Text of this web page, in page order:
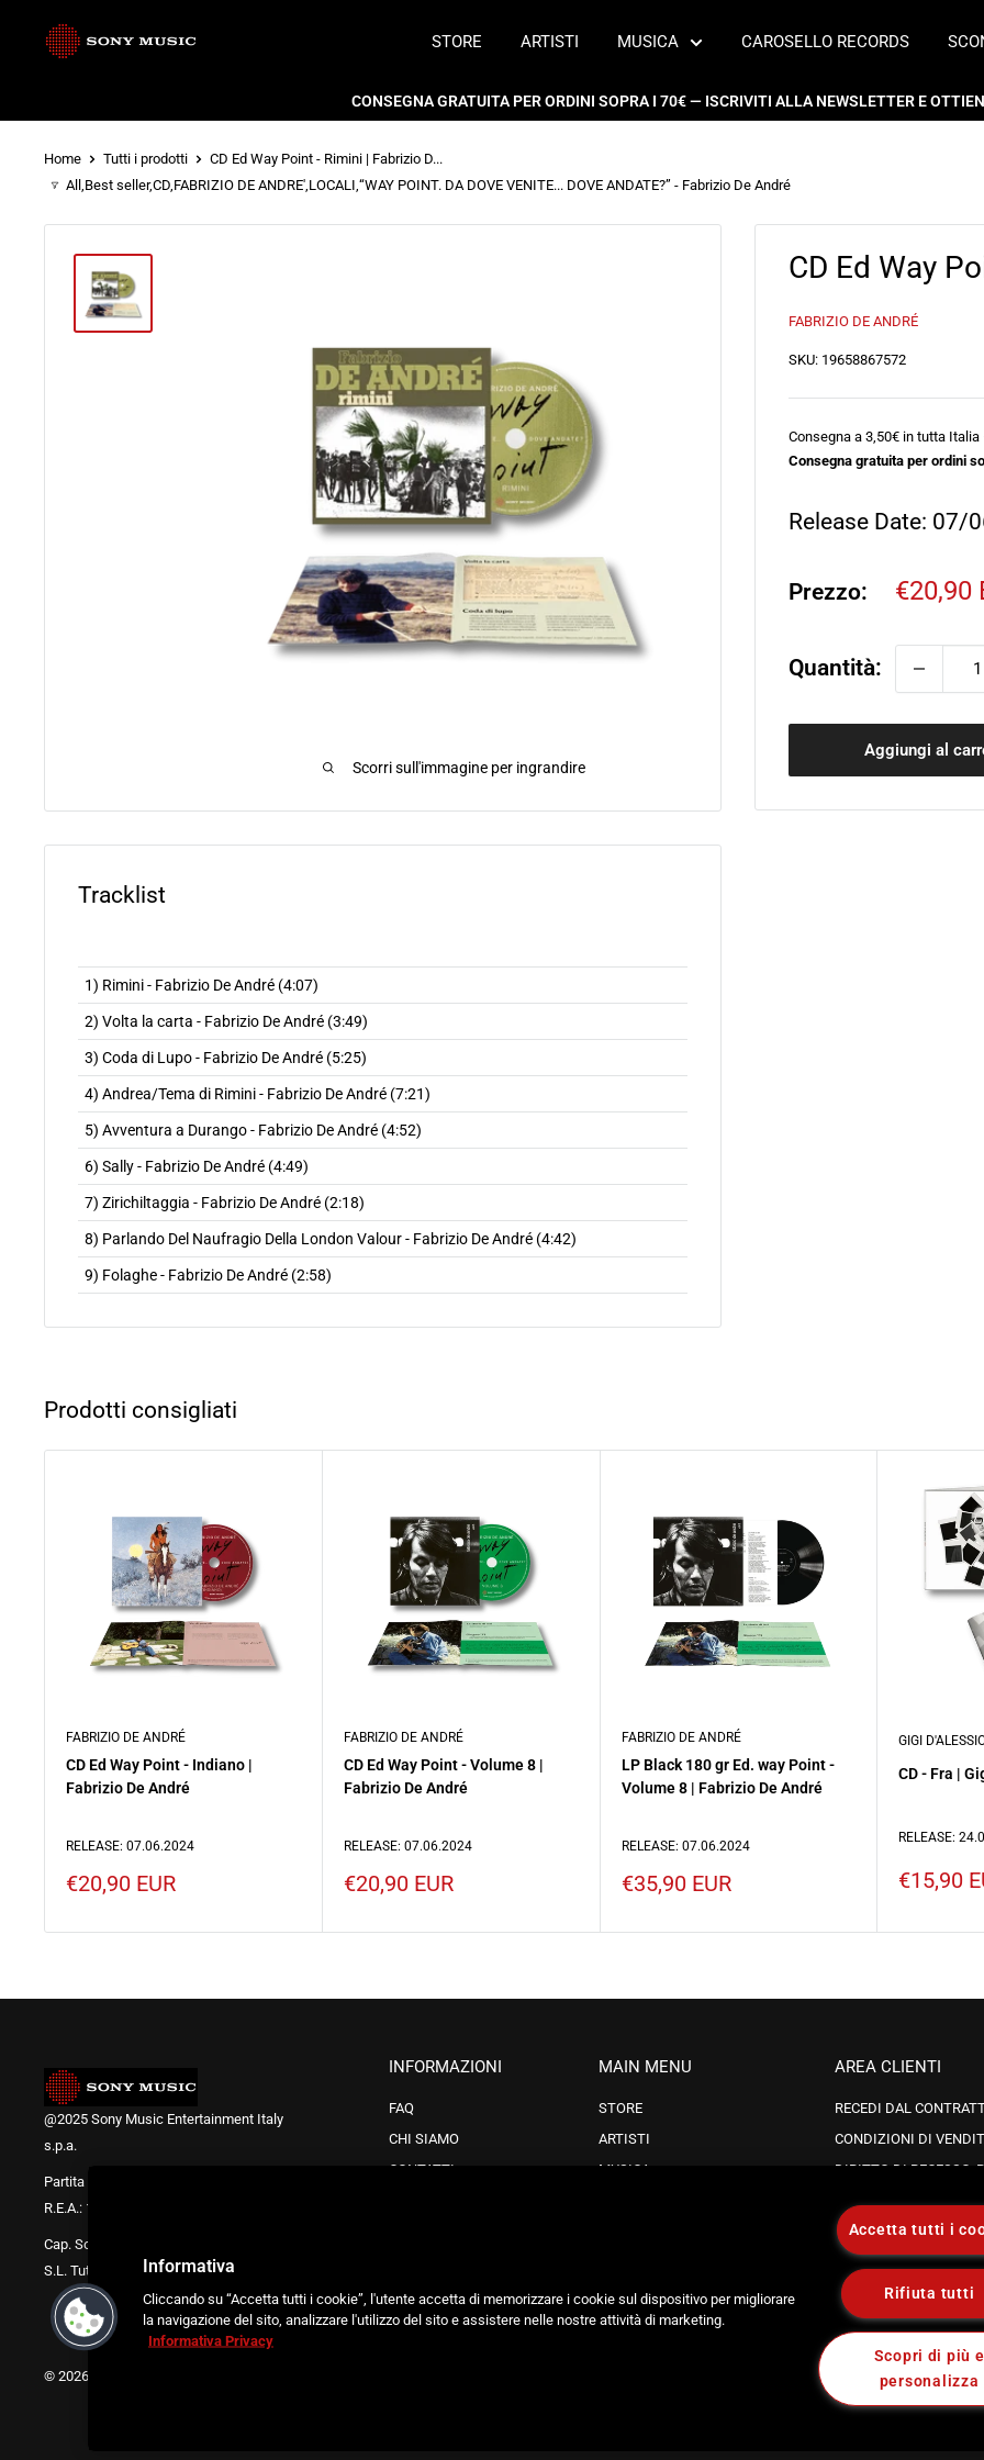
Store
Music
Italy
STORE ARTISTI MUSICA CAROSELLO RECORDS
CONSEGNA GRATUITA PER ORDINI SOPRA I 70€ — ISCRIVITI ALLA NEWSLETTER E
Home Tutti i prodotti
CD Ed Way Point - Rimini | Fabrizio D...
All ,Best seller,CD,FABRIZIO DE ANDRE',LOCALI,“WAY POINT. DA DOVE VENITE... DOVE ANDATE?” - Fabrizio De André
Scorri sull'immagine per ingrandire
CD Ed Way
FABRIZIO DE ANDRÉ
SKU: 19658867572
Consegna a 3,50€ in tutta
Consegna gratuita per ordini
Release Date: 07/
Prezzo:
Prezzo
€20,90
Quantità:
Aggiungi al
Tracklist
1) Rimini - Fabrizio De André (4:07)
2) Volta la carta - Fabrizio De André (3:49)
3) Coda di Lupo - Fabrizio De André (5:25)
4) Andrea/Tema di Rimini - Fabrizio De André (7:21)
5) Avventura a Durango - Fabrizio De André (4:52)
6) Sally - Fabrizio De André (4:49)
7) Zirichiltaggia - Fabrizio De André (2:18)
8) Parlando Del Naufragio Della London Valour - Fabrizio De André (4:42)
9) Folaghe - Fabrizio De André (2:58)
Prodotti consigliati
FABRIZIO DE ANDRÉ
CD Ed Way Point - Indiano |
Fabrizio De André
RELEASE: 07.06.2024
Prezzo
€20,90 EUR
FABRIZIO DE ANDRÉ
CD Ed Way Point - Volume 8 |
Fabrizio De André
RELEASE: 07.06.2024
Prezzo
€20,90 EUR
FABRIZIO DE ANDRÉ
LP Black 180 gr Ed. way Point -
Volume 8 | Fabrizio De André
RELEASE: 07.06.2024
Prezzo
€35,90 EUR
GIGI
CD - Fra |
RELEASE:
Prezzo
€15,90
@2025 Sony Music Entertainment Italy
s.p.a.
Partita IVA, CF e R.I.: 08072811006
R.E.A.: 1781820
Cap. Soc. 5.955.000,00 € i.v.
S.L. Tutti i diritti sono riservati
INFORMAZIONI
FAQ
CHI SIAMO
CONTATTI
MAIN MENU
STORE
ARTISTI
MUSICA
AREA CLIENTI
RECEDI DAL
CONDIZIONI DI
DIRITTO DI RECESSO,
PRIVACY POLICY
IA CONDIZIONI DI
NEWSLETTER
© 2026 Store Sony Music Italy
Informativa
Cliccando su “Accetta tutti i cookie”, l'utente accetta di memorizzare i cookie sul dispositivo per migliorare
la navigazione del sito, analizzare l'utilizzo del sito e assistere nelle nostre attività di marketing.
Informativa Privacy
Accetta tutti i
Rifiuta tutti
Scopri di più e
personalizza